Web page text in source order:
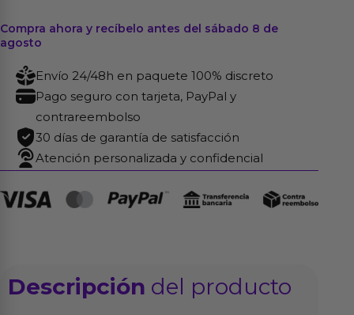
Compra ahora y recíbelo antes del sábado 8 de
agosto
Envío 24/48h en paquete 100% discreto
Pago seguro con tarjeta, PayPal y
contrareembolso
30 días de garantía de satisfacción
Atención personalizada y confidencial
Descripción del producto